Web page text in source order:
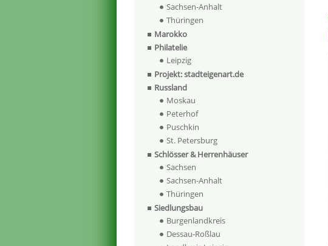
Sachsen-Anhalt
Thüringen
Marokko
Philatelie
Leipzig
Projekt: stadteigenart.de
Russland
Moskau
Peterhof
Puschkin
St. Petersburg
Schlösser & Herrenhäuser
Sachsen
Sachsen-Anhalt
Thüringen
Siedlungsbau
Burgenlandkreis
Dessau-Roßlau